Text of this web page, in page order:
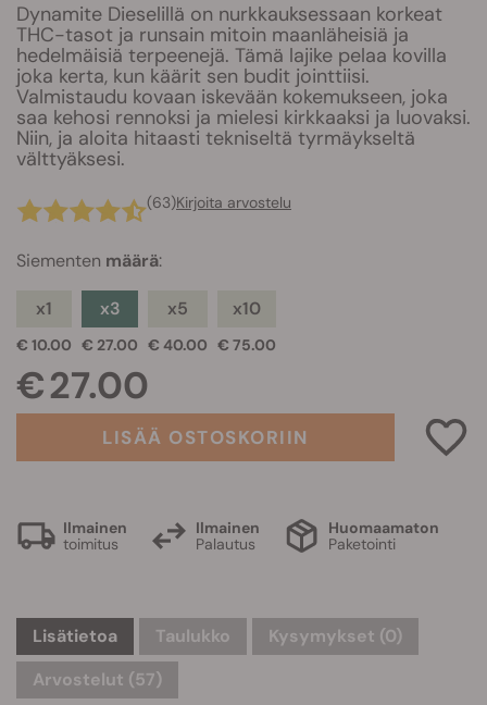
Dynamite Dieselillä on nurkkauksessaan korkeat
THC-tasot ja runsain mitoin maanläheisiä ja
hedelmäisiä terpeenejä. Tämä lajike pelaa kovilla
joka kerta, kun käärit sen budit jointtiisi.
Valmistaudu kovaan iskevään kokemukseen, joka
saa kehosi rennoksi ja mielesi kirkkaaksi ja luovaksi.
Niin, ja aloita hitaasti tekniseltä tyrmäykseltä
välttyäksesi.
(63)Kirjoita arvostelu
Siementen määrä:
x1
€ 10.00
x3
€ 27.00
x5
€ 40.00
x10
€ 75.00
€ 27.00
LISÄÄ OSTOSKORIIN
Ilmainen
toimitus
Ilmainen
Palautus
Huomaamaton
Paketointi
Lisätietoa Taulukko Kysymykset (0)
Arvostelut (57)